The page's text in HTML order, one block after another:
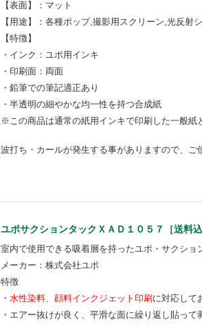
【表面】：マット
【用途】：各種ポップ,撮影用スクリーン,光反射
【特徴】
・インク：ユポ用インキ
・印刷面：両面
・鉛筆での筆記適正あり
・半透明の細やかな均一性を持つ合成紙
※この商品は通常の紙用インキで印刷した一般紙
波打ち・カールが発生する事がありますので、ご
ユポサクションタックＸＡＤ１０５７［送料
室内で使用できる吸着層を持ったユポ・サクショ
メーカー：株式会社ユポ
特徴
・ 水性染料、顔料インクジェット印刷に対応して
・エアー抜けが良く、平滑な面に繰り返し貼って